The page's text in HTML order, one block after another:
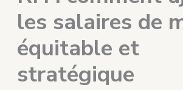
les salaires de
équitable et
stratégique